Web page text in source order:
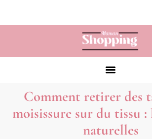
Comment retirer des
moisissure sur du tissu :
naturelles